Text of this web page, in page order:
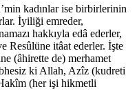
kadınlar ise birbirlerinin
İyiliği emreder,
hakkıyla edâ ederler,
Resûlüne itâat ederler. İşte
(âhirette de) merhamet
ki Allah, Azîz (kudreti
(her işi hikmetli